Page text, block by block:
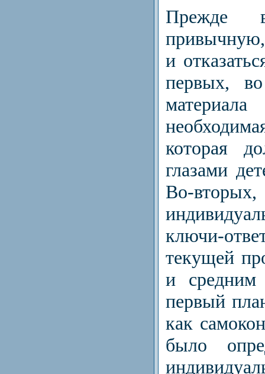
Прежде
и
первых,
которая
глазами
Во-
ключи-
текущей
и средним
первый
как
было